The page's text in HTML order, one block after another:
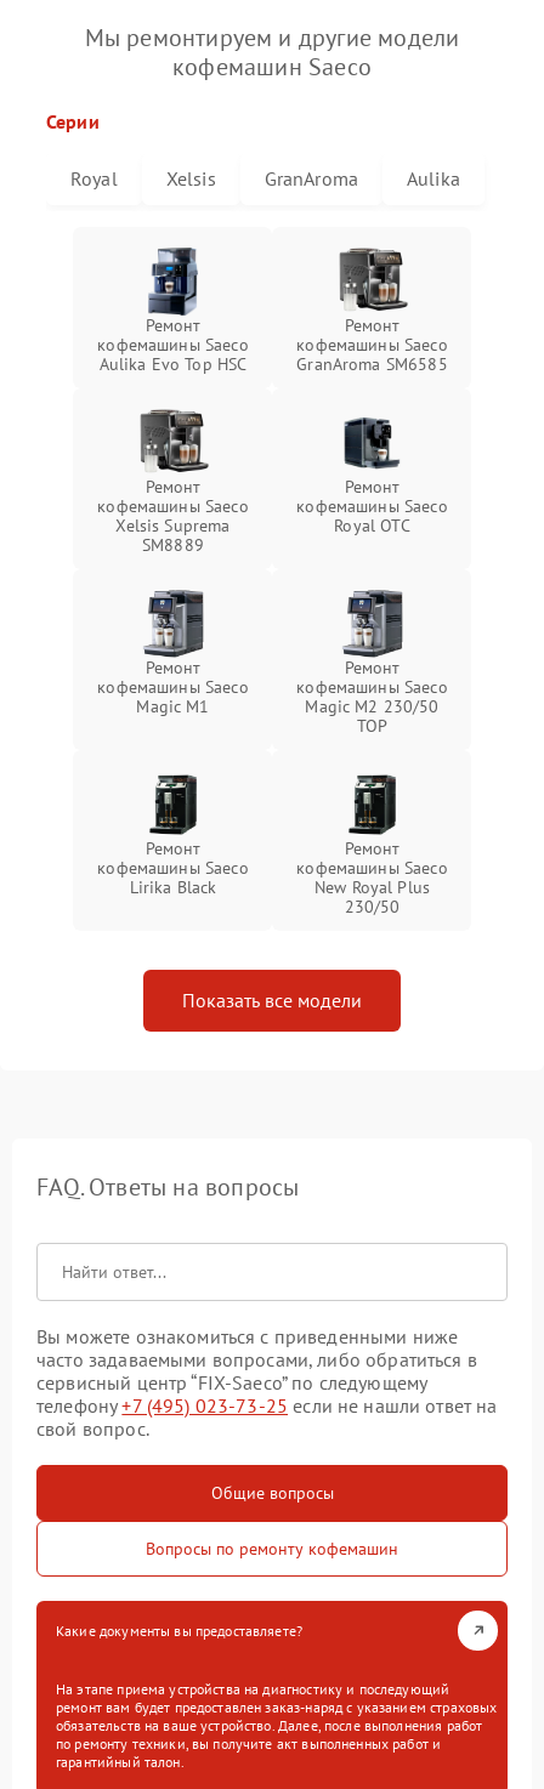
Мы ремонтируем и другие модели
кофемашин Saeco
Серии
Royal Xelsis GranAroma Aulika
Ремонт
кофемашины Saeco
Aulika Evo Top HSC
Ремонт
кофемашины Saeco
GranAroma SM6585
Ремонт
кофемашины Saeco
Xelsis Suprema
SM8889
Ремонт
кофемашины Saeco
Royal OTC
Ремонт
кофемашины Saeco
Magic M1
Ремонт
кофемашины Saeco
Magic M2 230/50
TOP
Ремонт
кофемашины Saeco
Lirika Black
Ремонт
кофемашины Saeco
New Royal Plus
230/50
Показать все модели
FAQ. Ответы на вопросы
Вы можете ознакомиться с приведенными ниже
часто задаваемыми вопросами, либо обратиться в
сервисный центр “FIX-Saeco” по следующему
телефону+7 (495) 023-73-25 если не нашли ответ на
свой вопрос.
Общие вопросы
Вопросы по ремонту кофемашин
Какие документы вы предоставляете?
На этапе приема устройства на диагностику и последующий
ремонт вам будет предоставлен заказ-наряд с указанием страховых
обязательств на ваше устройство. Далее, после выполнения работ
по ремонту техники, вы получите акт выполненных работ и
гарантийный талон.